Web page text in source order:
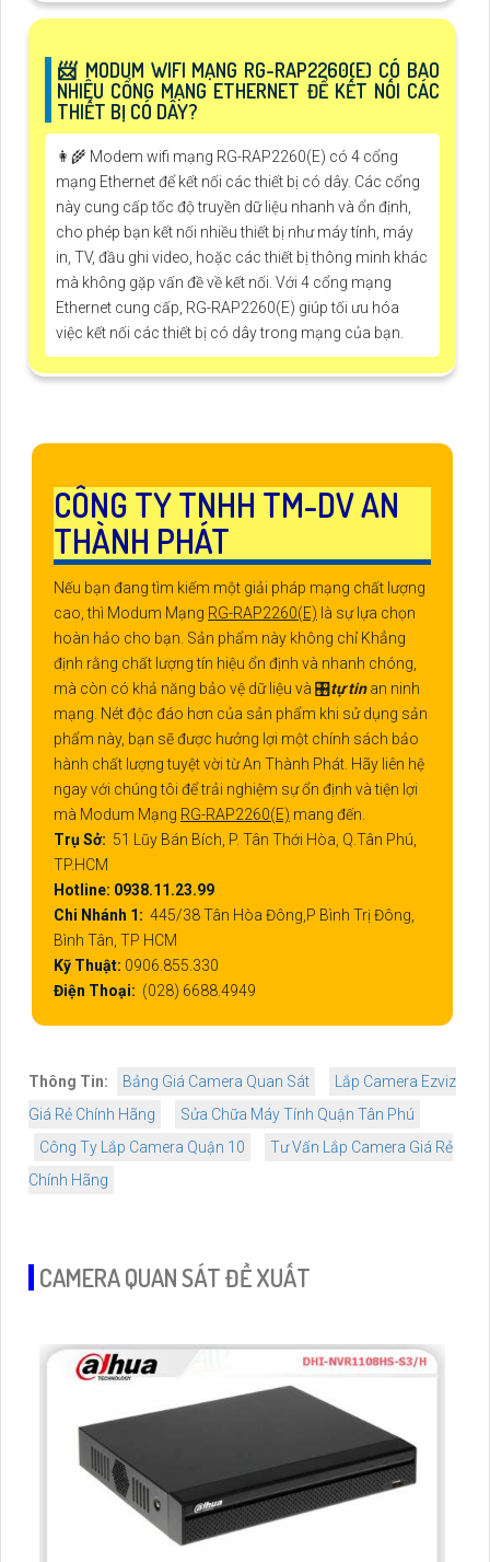
📨 MODUM WIFI MẠNG RG-RAP2260(E) CÓ BAO
NHIÊU CỔNG MẠNG ETHERNET ĐỂ KẾT NỐI CÁC
THIẾT BỊ CÓ DÂY?
👩‍🌾 Modem wifi mạng RG-RAP2260(E) có 4 cổng
mạng Ethernet để kết nối các thiết bị có dây. Các cổng
này cung cấp tốc độ truyền dữ liệu nhanh và ổn định,
cho phép bạn kết nối nhiều thiết bị như máy tính, máy
in, TV, đầu ghi video, hoặc các thiết bị thông minh khác
mà không gặp vấn đề về kết nối. Với 4 cổng mạng
Ethernet cung cấp, RG-RAP2260(E) giúp tối ưu hóa
việc kết nối các thiết bị có dây trong mạng của bạn.
CÔNG TY TNHH TM-DV AN
THÀNH PHÁT
Nếu bạn đang tìm kiếm một giải pháp mạng chất lượng
cao, thì Modum Mạng RG-RAP2260(E) là sự lựa chọn
hoàn hảo cho bạn. Sản phẩm này không chỉ Khẳng
định rằng chất lượng tín hiệu ổn định và nhanh chóng,
mà còn có khả năng bảo vệ dữ liệu và 🎛tự tinan ninh
mạng. Nét độc đáo hơn của sản phẩm khi sử dụng sản
phẩm này, bạn sẽ được hưởng lợi một chính sách bảo
hành chất lượng tuyệt vời từ An Thành Phát. Hãy liên hệ
ngay với chúng tôi để trải nghiệm sự ổn định và tiện lợi
mà Modum Mạng RG-RAP2260(E) mang đến.
Trụ Sở: 51 Lũy Bán Bích, P. Tân Thới Hòa, Q.Tân Phú,
TP.HCM
Hotline: 0938.11.23.99
Chi Nhánh 1: 445/38 Tân Hòa Đông,P Bình Trị Đông,
Bình Tân, TP HCM
Kỹ Thuật: 0906.855.330
Điện Thoại: (028) 6688.4949
Thông Tin: Bảng Giá Camera Quan Sát
Lắp Camera Ezviz
Giá Rẻ Chính Hãng
Sửa Chữa Máy Tính Quận Tân Phú
Công Ty Lắp Camera Quận 10
Tư Vấn Lắp Camera Giá Rẻ
Chính Hãng
CAMERA QUAN SÁT ĐỀ XUẤT